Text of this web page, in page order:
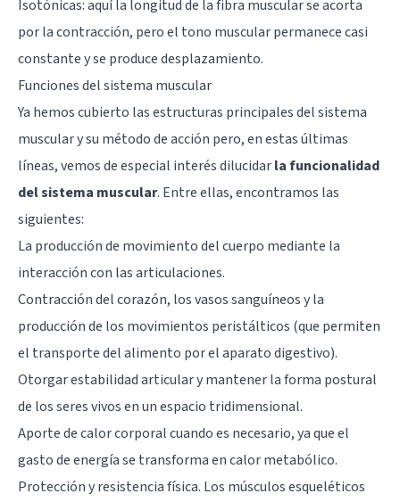
Isotónicas: aquí la longitud de la fibra muscular se acorta
por la contracción, pero el tono muscular permanece casi
constante y se produce desplazamiento.
Funciones del sistema muscular
Ya hemos cubierto las estructuras principales del sistema
muscular y su método de acción pero, en estas últimas
líneas, vemos de especial interés dilucidarla funcionalidad
del sistema muscular. Entre ellas, encontramos las
siguientes:
La producción de movimiento del cuerpo mediante la
interacción con las articulaciones.
Contracción del corazón, los vasos sanguíneos y la
producción de los movimientos peristálticos (que permiten
el transporte del alimento por el aparato digestivo).
Otorgar estabilidad articular y mantener la forma postural
de los seres vivos en un espacio tridimensional.
Aporte de calor corporal cuando es necesario, ya que el
gasto de energía se transforma en calor metabólico.
Protección y resistencia física. Los músculos esqueléticos